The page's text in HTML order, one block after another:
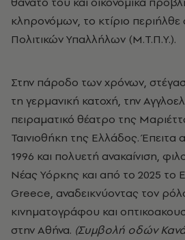
κληρονόμων, το κτίριο περιήλθε
Πολιτικών Υπαλλήλων (Μ.Τ.Π.Υ.).
Στην πάροδο των χρόνων,
τη γερμανική κατοχή, την
πειραματικό θέατρο της
Ταινιοθήκη της Ελλάδος.
1996 και πολυετή ανακαίνιση,
Νέας Υόρκης και από το 2025
Greece, αναδεικνύοντας τον
κινηματογράφου και
στην Αθήνα. (Συμβολή οδών